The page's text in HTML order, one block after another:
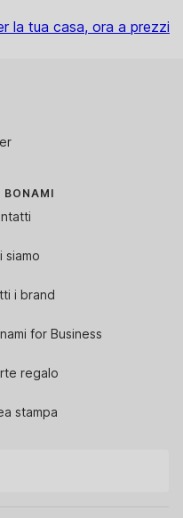
la tua casa, ora a prezzi
BONAMI
siamo
i brand
for Business
regalo
stampa